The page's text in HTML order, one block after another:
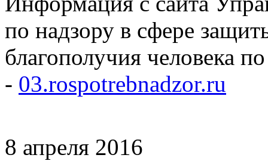
по надзору в сфере
благополучия человека
- 03.rospotrebnadzor.ru
8 апреля 2016